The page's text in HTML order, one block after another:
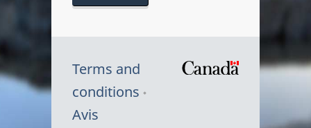
Terms and
conditions
Avis